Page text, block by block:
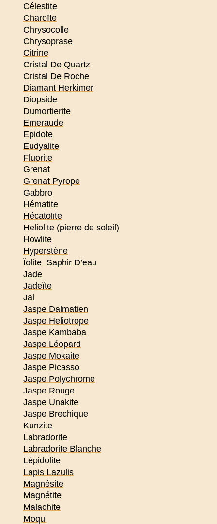
Célestite
Charoïte
Chrysocolle
Chrysoprase
Citrine
Cristal De Quartz
Cristal De Roche
Diamant Herkimer
Diopside
Dumortierite
Emeraude
Epidote
Eudyalite
Fluorite
Grenat
Grenat Pyrope
Gabbro
Hématite
Hécatolite
Heliolite (pierre de soleil)
Howlite
Hyperstène
Ïolite Saphir D’eau
Jade
Jadeïte
Jai
Jaspe Dalmatien
Jaspe Heliotrope
Jaspe Kambaba
Jaspe Léopard
Jaspe Mokaite
Jaspe Picasso
Jaspe Polychrome
Jaspe Rouge
Jaspe Unakite
Jaspe Brechique
Kunzite
Labradorite
Labradorite Blanche
Lépidolite
Lapis Lazulis
Magnésite
Magnétite
Malachite
Moqui